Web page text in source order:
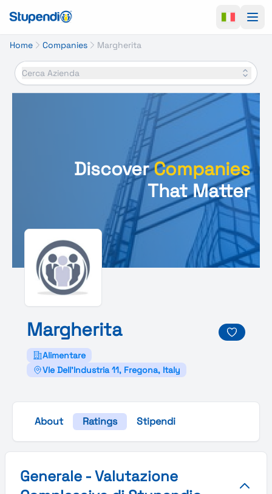
Home Companies Margherita
Cerca Azienda
DiscoverCompanies
That Matter
Margherita
Alimentare
Vle Dell'Industria 11, Fregona, Italy
About Ratings Stipendi
Generale - Valutazione